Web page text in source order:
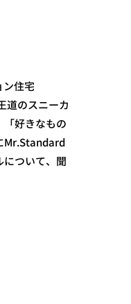
ン住宅
道のスニーカ
好きなもの
Mr.Standard
ついて、聞